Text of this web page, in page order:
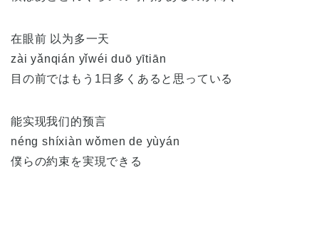
在眼前 以为多一天
zài yǎnqián yǐwéi duō yītiān
目の前ではもう1日多くあると思っている
能实现我们的预言
néng shíxiàn wǒmen de yùyán
僕らの約束を実現できる